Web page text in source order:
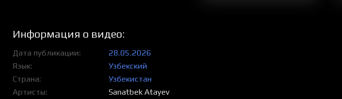
Информация о видео:
Дата публикации
28.05.2026
Язык
Узбекский
Страна
Узбекистан
Артисты
Sanatbek Atayev